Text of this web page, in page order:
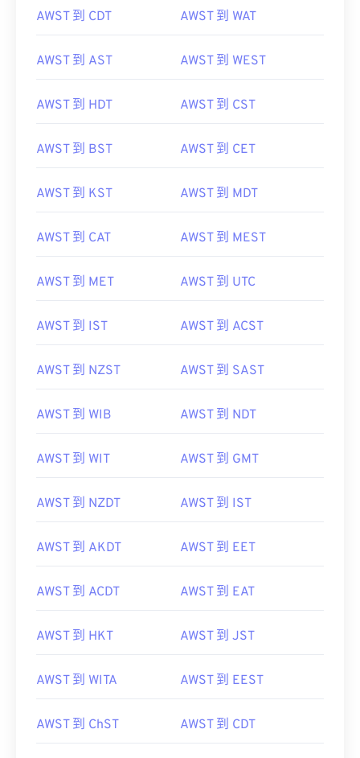
AWST 到 CDT AWST 到 WAT
AWST 到 AST AWST 到 WEST
AWST 到 HDT AWST 到 CST
AWST 到 BST AWST 到 CET
AWST 到 KST AWST 到 MDT
AWST 到 CAT AWST 到 MEST
AWST 到 MET AWST 到 UTC
AWST 到 IST AWST 到 ACST
AWST 到 NZST AWST 到 SAST
AWST 到 WIB AWST 到 NDT
AWST 到 WIT AWST 到 GMT
AWST 到 NZDT AWST 到 IST
AWST 到 AKDT AWST 到 EET
AWST 到 ACDT AWST 到 EAT
AWST 到 HKT AWST 到 JST
AWST 到 WITA AWST 到 EEST
AWST 到 ChST AWST 到 CDT